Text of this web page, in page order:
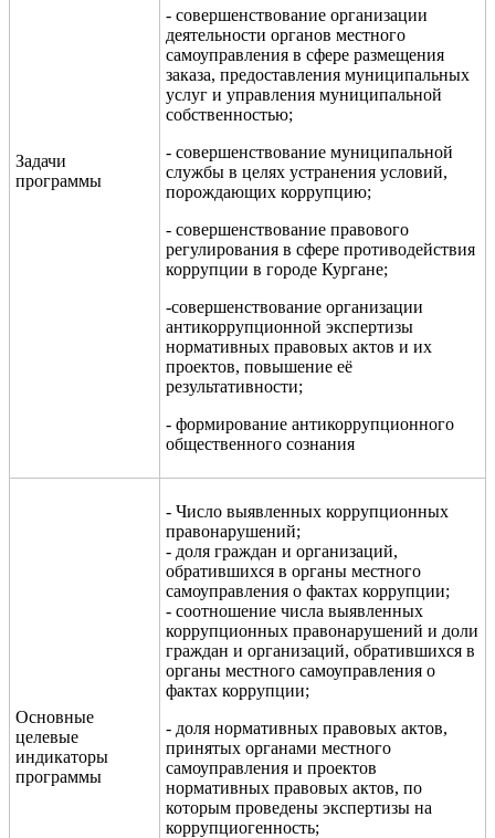
Задачи
программы
- совершенствование организации
деятельности органов местного
самоуправления в сфере размещения
заказа, предоставления муниципальных
услуг и управления муниципальной
собственностью;
- совершенствование муниципальной
службы в целях устранения условий,
порождающих коррупцию;
- совершенствование правового
регулирования в сфере противодействия
коррупции в городе Кургане;
-совершенствование организации
антикоррупционной экспертизы
нормативных правовых актов и их
проектов, повышение её
результативности;
- формирование антикоррупционного
общественного сознания
Основные
целевые
индикаторы
программы
- Число выявленных коррупционных
правонарушений;
- доля граждан и организаций,
обратившихся в органы местного
самоуправления о фактах коррупции;
- соотношение числа выявленных
коррупционных правонарушений и доли
граждан и организаций, обратившихся в
органы местного самоуправления о
фактах коррупции;
- доля нормативных правовых актов,
принятых органами местного
самоуправления и проектов
нормативных правовых актов, по
которым проведены экспертизы на
коррупциогенность;